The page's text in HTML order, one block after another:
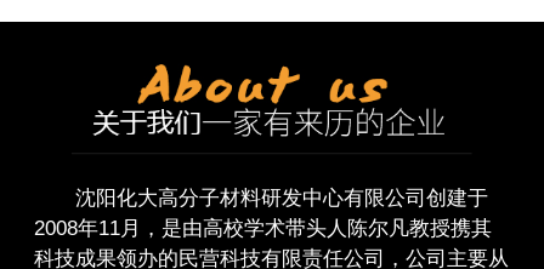
沈阳化大高分子材料研发中心有限公司创建于
2008年11月，是由高校学术带头人陈尔凡教授携其
科技成果领办的民营科技有限责任公司，公司主要从